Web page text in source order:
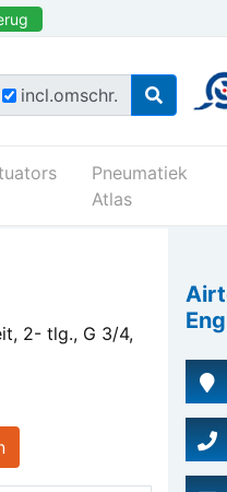
incl.omschr.
Pneumatiek
Atlas
2- tlg., G 3/4,